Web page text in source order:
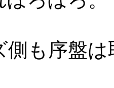
側も序盤